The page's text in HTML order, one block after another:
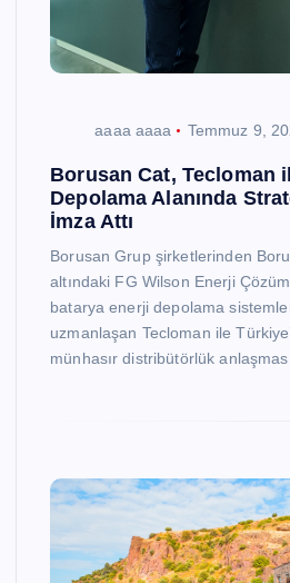
aaaa aaaa Temmuz 9,
Borusan Cat, Tecloman
Depolama Alanında
İmza Attı
Borusan Grup şirketlerinden
altındaki FG Wilson Enerji
batarya enerji depolama
uzmanlaşan Tecloman ile
münhasır distribütörlük